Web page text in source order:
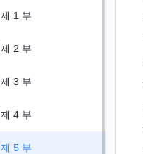
제 1 부
제 2 부
제 3 부
제 4 부
제 5 부